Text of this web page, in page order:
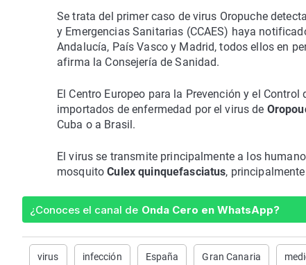
Se trata del primer caso de virus Oropuche
y Emergencias Sanitarias (CCAES) haya
Andalucía, País Vasco y Madrid, todos ellos en
afirma la Consejería de Sanidad.
El Centro Europeo para la Prevención y el
importados de enfermedad por el virus de
Cuba o a Brasil.
El virus se transmite principalmente a los
mosquito Culex quinquefasciatus,
¿Conoces el canal de Onda Cero en WhatsApp?
virus infección España Gran Canaria